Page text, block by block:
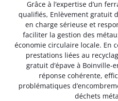
Grâce à l’expertise d’un
qualifiés, Enlèvement gratuit
en charge sérieuse et
faciliter la gestion des
économie circulaire locale. En
prestations liées au
gratuit d’épave à Boinville-
réponse cohérente,
problématiques
déchets